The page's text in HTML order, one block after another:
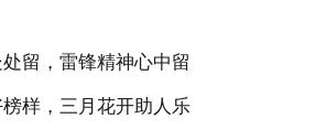
留，雷锋精神心中留
样，三月花开助人乐